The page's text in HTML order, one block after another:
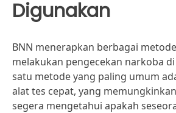
Digunakan
BNN menerapkan berbagai
melakukan pengecekan narkoba
satu metode yang paling umum
alat tes cepat, yang
segera mengetahui apakah